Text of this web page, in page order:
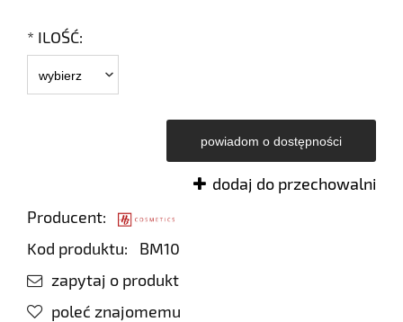
* ILOŚĆ:
powiadom o dostępności
dodaj do przechowalni
Producent:
Kod produktu:
BM10
zapytaj o produkt
poleć znajomemu